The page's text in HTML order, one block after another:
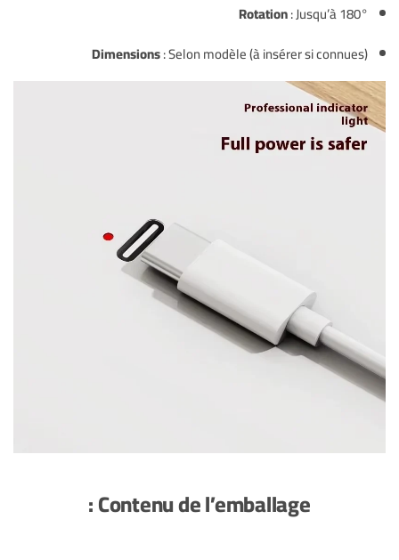
Rotation: Jusqu’à 180°
Dimensions: Selon modèle (à insérer si connues)
Contenu de l’emballage :